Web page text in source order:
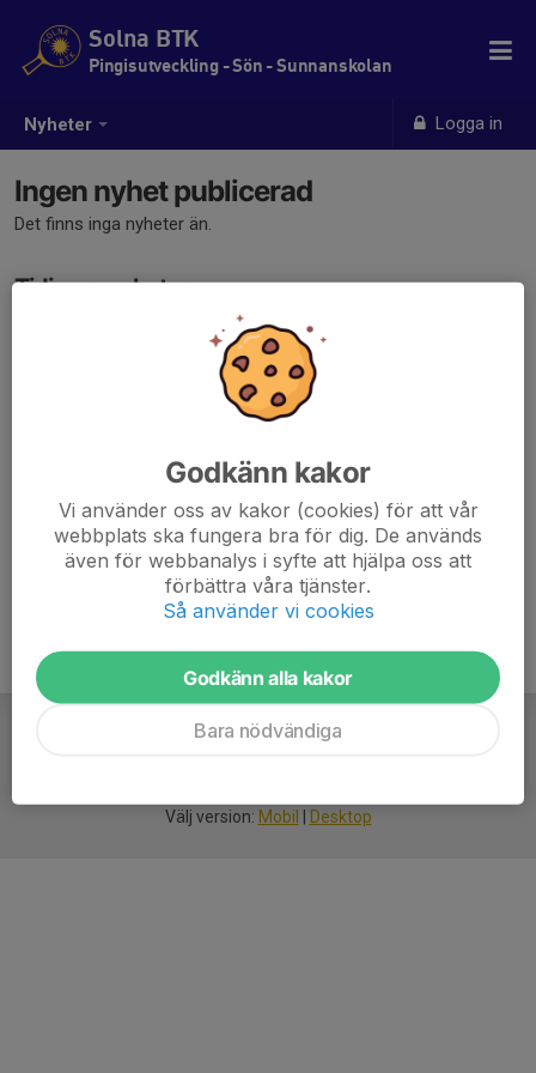
Nyheter Logga in
Solna BTK
Pingisutveckling - Sön - Sunnanskolan
Ingen nyhet publicerad
Det finns inga nyheter än.
Tidigare nyheter
Det finns inga tidigare nyheter
Välj version: Mobil Desktop
Godkänn kakor
Vi använder oss av kakor (cookies) för att vår
webbplats ska fungera bra för dig. De används
även för webbanalys i syfte att hjälpa oss att
förbättra våra tjänster.
Så använder vi cookies
Godkänn alla kakor
Bara nödvändiga